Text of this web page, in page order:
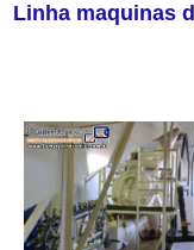
Linha maquinas